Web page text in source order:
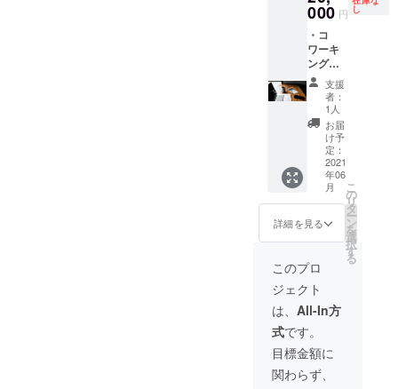
回まで
用で、
毎利用
時ごと
に事前
の予約
が必要
となり
ます。
HAYA-
ASHI予
約電
話：
572-
8850
ASHI｜
高地ト
レーニ
ングス
※2ヶ月
目以降
のご利
用につ
は、個
人名や
企業名
などな
んでも
結構で
す。 ※
表記す
る名称
は、必
ず支援
の決済
ページ
の「備
考欄」
に記載
い。 ※
の表記
が不要
な場合
は、
「備考
欄」に
「不
へご招
待（6月
頃開催
予定）
※通常は
1年
¥240,00
0（1ヶ
月
¥20,000
）です
が、特
別価格
でのご
提供で
す。 ※2
金額で
いただ
けま
す。 ※2
年目以
降の決
済はま
た別で
000 円 し
・コ
ワーキ
ング内
交流ス
ペース
机上へ
のネー
ミング
記載 ・
ありが
とう
メール
をお届
けいた
しま
コワー
キング
内の交
流ス
ペース
の机代
を支援
する代
わり
支援
者：
1人
お届
け予
定：
2021
年06
月
詳細を見る
こ
の
リ
タ
ー
ン
を
選
択
す
る
このプロ
ジェクト
は、 All-In方
式です。
目標金額に
関わらず、